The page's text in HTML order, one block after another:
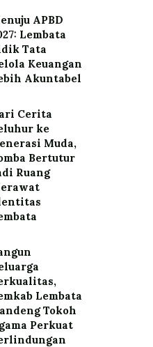
APBD
Lembata
Tata
Keuangan
Akuntabel
Cerita
ke
Muda,
Bertutur
Ruang
Lembata
Tokoh
Perkuat